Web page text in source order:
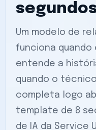
Um modelo de
funciona quando
entende a
quando o
completa logo
template de 8
de IA da Service